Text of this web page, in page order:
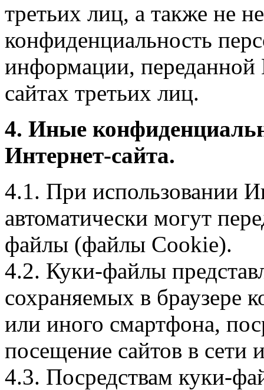
третьих лиц, а также не
конфиденциальность
информации, переданной
сайтах третьих лиц.
4. Иные
Интернет-сайта.
4.1. При использовании
автоматически могут
файлы (файлы Cookie).
4.2. Куки-файлы
сохраняемых в браузере
или иного смартфона,
посещение сайтов в сети
4.3. Посредствам куки-